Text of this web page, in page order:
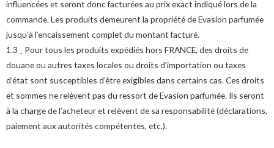
influencées et seront donc facturées au prix exact indiqué lors de la
commande. Les produits demeurent la propriété de Evasion parfumée
jusqu’à l’encaissement complet du montant facturé.
1.3 _ Pour tous les produits expédiés hors FRANCE, des droits de
douane ou autres taxes locales ou droits d’importation ou taxes
d’état sont susceptibles d’être exigibles dans certains cas. Ces droits
et sommes ne relèvent pas du ressort de Evasion parfumée. Ils seront
à la charge de l’acheteur et relèvent de sa responsabilité (déclarations,
paiement aux autorités compétentes, etc.).